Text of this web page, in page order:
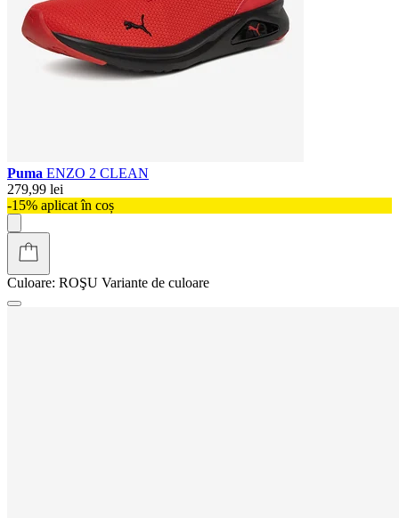
Puma ENZO 2 CLEAN
279,99 lei
-15% aplicat în coș
Culoare: ROŞU Variante de culoare